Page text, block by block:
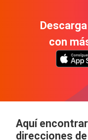
con
Aquí
direcciones